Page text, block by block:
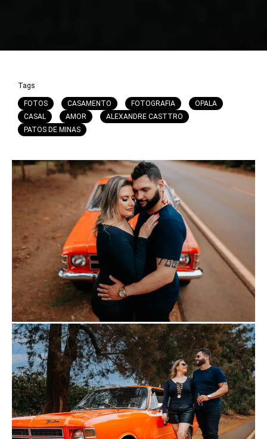
Tags
FOTOS CASAMENTO FOTOGRAFIA
OPALA
CASAL
AMOR
ALEXANDRE CASTTRO
PATOS DE MINAS